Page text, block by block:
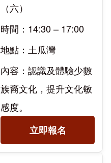
（六）
時間：14:30 – 17:00
地點：土瓜灣
內容：認識及體驗少數
族裔文化，提升文化敏
感度。
立即報名